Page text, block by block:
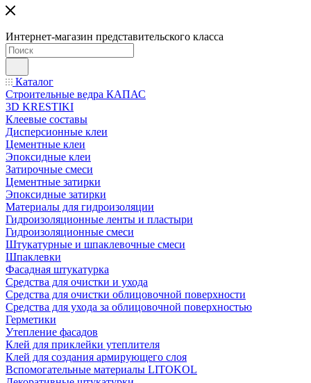
Интернет-магазин представительского класса
Каталог
Строительные ведра КАПАС
3D KRESTIKI
Клеевые составы
Дисперсионные клеи
Цементные клеи
Эпоксидные клеи
Затирочные смеси
Цементные затирки
Эпоксидные затирки
Материалы для гидроизоляции
Гидроизоляционные ленты и пластыри
Гидроизоляционные смеси
Штукатурные и шпаклевочные смеси
Шпаклевки
Фасадная штукатурка
Средства для очистки и ухода
Средства для очистки облицовочной поверхности
Средства для ухода за облицовочной поверхностью
Герметики
Утепление фасадов
Клей для приклейки утеплителя
Клей для создания армирующего слоя
Вспомогательные материалы LITOKOL